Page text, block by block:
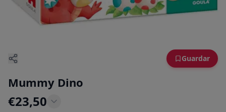
Guardar
Mummy Dino
€23,50